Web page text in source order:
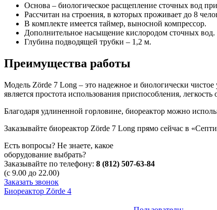
Основа – биологическое расщепление сточных вод
Рассчитан на строения, в которых проживает до 8
В комплекте имеется таймер, выносной компрессор.
Дополнительное насыщение кислородом сточных вод.
Глубина подводящей трубки – 1,2 м.
Преимущества работы
Модель Zörde 7 Long – это надежное и биологически
является простота использования приспособления,
Благодаря удлиненной горловине, биореактор можно
Заказывайте биореактор Zörde 7 Long прямо сейчас в
Есть вопросы? Не знаете, какое
оборудование выбрать?
Заказывайте по телефону: 8 (812) 507-63-84
(с 9.00 до 22.00)
Заказать звонок
Биореактор Zörde 4